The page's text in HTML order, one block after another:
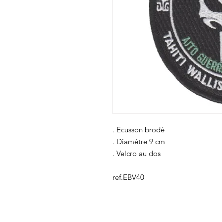
. Ecusson brodé
. Diamètre 9 cm
. Velcro au dos
ref.EBV40